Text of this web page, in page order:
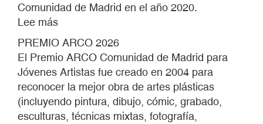
Comunidad de Madrid en el año 2020.
Lee más
PREMIO
ARCO
2026
PREMIO ARCO 2026
El Premio ARCO Comunidad de Madrid para
Jóvenes Artistas fue creado en 2004 para
reconocer la mejor obra de artes plásticas
(incluyendo pintura, dibujo, cómic, grabado,
esculturas, técnicas mixtas, fotografía,